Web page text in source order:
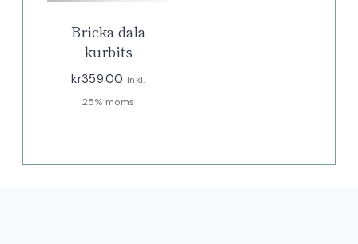
Bricka dala
kurbits
kr359.00 Inkl.
25% moms